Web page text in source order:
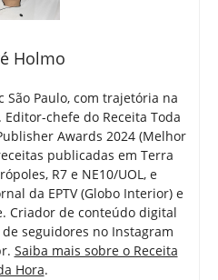
Holmo
São Paulo, com trajetória na
chefe do Receita Toda
Awards 2024 (Melhor
publicadas em Terra
R7 e NE10/UOL, e
da EPTV (Globo Interior) e
Criador de conteúdo digital
seguidores no Instagram
Saiba mais sobre o Receita
Hora.